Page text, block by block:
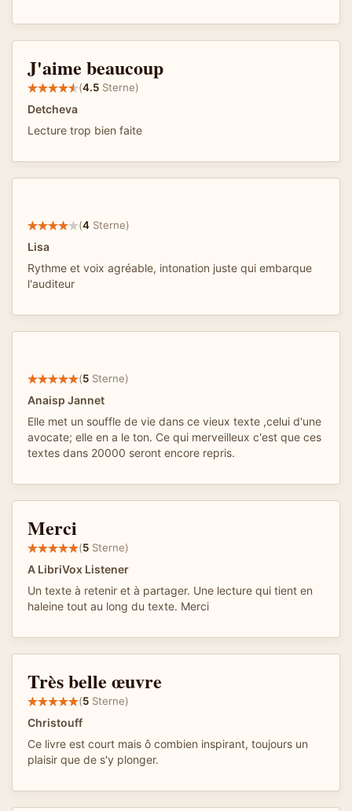
J'aime beaucoup
(4.5 Sterne)
Detcheva
Lecture trop bien faite
(4 Sterne)
Lisa
Rythme et voix agréable, intonation juste qui embarque
l'auditeur
(5 Sterne)
Anaisp Jannet
Elle met un souffle de vie dans ce vieux texte ,celui d'une
avocate; elle en a le ton. Ce qui merveilleux c'est que ces
textes dans 20000 seront encore repris.
Merci
(5 Sterne)
A LibriVox Listener
Un texte à retenir et à partager. Une lecture qui tient en
haleine tout au long du texte. Merci
Très belle œuvre
(5 Sterne)
Christouff
Ce livre est court mais ô combien inspirant, toujours un
plaisir que de s'y plonger.